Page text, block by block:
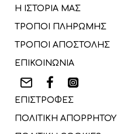
Η ΙΣΤΟΡΙΑ ΜΑΣ
ΤΡΟΠΟΙ ΠΛΗΡΩΜΗΣ
ΤΡΟΠΟΙ ΑΠΟΣΤΟΛΗΣ
ΕΠΙΚΟΙΝΩΝΙΑ
ΕΠΙΣΤΡΟΦΕΣ
ΠΟΛΙΤΙΚΗ ΑΠΟΡΡΗΤΟΥ